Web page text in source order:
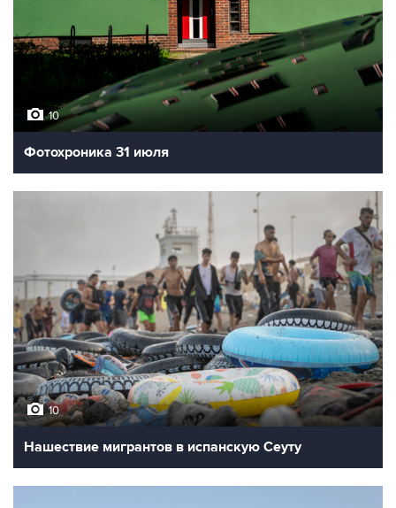
10
Фотохроника 31 июля
10
Нашествие мигрантов в испанскую Сеуту